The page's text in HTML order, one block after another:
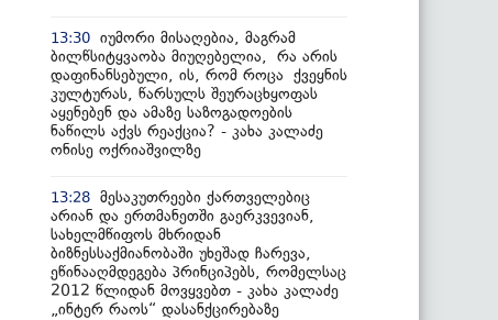
13:30 იუმორი მისაღებია, მაგრამ
ბილწსიტყვაობა მიუღებელია, რა არის
დაფინანსებული, ის, რომ როცა ქვეყნის
კულტურას, წარსულს შეურაცხყოფას
აყენებენ და ამაზე საზოგადოების
ნაწილს აქვს რეაქცია? - კახა კალაძე
ონისე ოქრიაშვილზე
13:28 მესაკუთრეები ქართველებიც
არიან და ერთმანეთში გაერკვევიან,
სახელმწიფოს მხრიდან
ბიზნესსაქმიანობაში უხეშად ჩარევა,
ეწინააღმდეგება პრინციპებს, რომელსაც
2012 წლიდან მოვყვებთ - კახა კალაძე
„ინტერ რაოს“ დასანქცირებაზე